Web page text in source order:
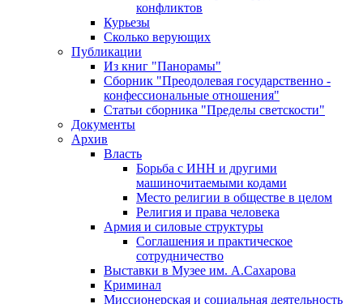
конфликтов
Курьезы
Сколько верующих
Публикации
Из книг "Панорамы"
Сборник "Преодолевая государственно -
конфессиональные отношения"
Статьи сборника "Пределы светскости"
Документы
Архив
Власть
Борьба с ИНН и другими
машиночитаемыми кодами
Место религии в обществе в целом
Религия и права человека
Армия и силовые структуры
Соглашения и практическое
сотрудничество
Выставки в Музее им. А.Сахарова
Криминал
Миссионерская и социальная деятельность